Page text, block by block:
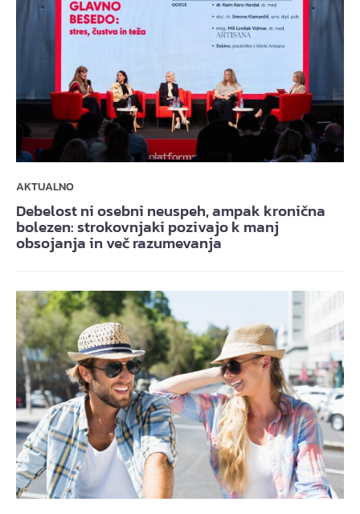
AKTUALNO
Debelost ni osebni neuspeh, ampak kronična
bolezen: strokovnjaki pozivajo k manj
obsojanja in več razumevanja